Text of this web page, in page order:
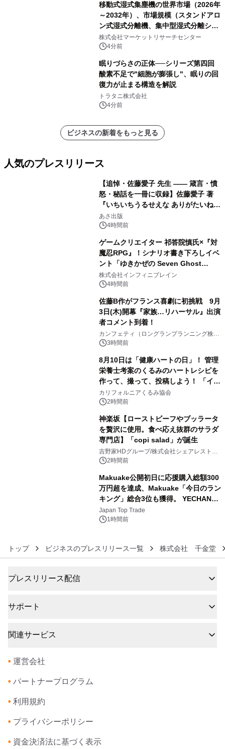
グメンテーション 1:、1）・分析レポ
ートを発表
移動式湿式集塵機の世界市場（2026年
～2032年）、市場規模（スタンドアロ
ン式湿式分離機、集中型湿式分離シス
テム）・分析レポートを発表
株式会社マーケットリサーチセンター
4分前
眠りづらさの正体──シリーズ第四回
酸素不足で"細胞が膨張し"、眠りの回
復力が止まる構造を解説
トラタニ株式会社
4分前
ビジネスの新着をもっと見る
人気のプレスリリース
【追悼・佐藤愛子 先生 —— 箴言・憤
怒・秘話を一冊に収録】佐藤愛子 著
『いちいちうるせえな ありがたいね』
2026年8月24日（月）発売
あさ出版
4時間前
ゲームクリエイター 祁答院慎氏×『対
魔忍RPG』！シナリオ書き下ろしイベ
ント「ゆきかぜの Seven Ghost
Stories」特設サイト＆特別動画を公
開！
株式会社インフィニブレイン
4時間前
佐藤B作がフランス喜劇に初挑戦 9月
3日(木)開幕『家族…リハーサル』出演
者コメント到着！
カンフェティ（ロングランプランニング株式
会社）
3時間前
8月10日は「健康ハートの日」！ 管理
栄養士考案のくるみのハートレシピを
作って、撮って、投稿しよう！ 「イン
スタグラムフォトコンテスト」 8月
10日(月)よりスタート
カリフォルニアくるみ協会
2時間前
神楽坂【ローストビーフやブッラータ
を贅沢に使用。食べ応え抜群のサラダ
専門店】「copi salad」が誕生
吉野家HDグループ/株式会社シェアレストラ
ン 2時間前
Makuake公開初日に応援購入総額300
万円超を達成、Makuake「今日のラン
キング」総合3位も獲得。 YECHAN音
浴シンギングボウル第2弾の大型サイ
ズ（XL・2XL・3XL）を先行販売中
Japan Top Trade
1時間前
トップ ビジネスのプレスリリース一覧 株式会社 千金堂
プレスリリース配信
サポート
関連サービス
• 運営会社
• パートナープログラム
• 利用規約
• プライバシーポリシー
• 資金決済法に基づく表示